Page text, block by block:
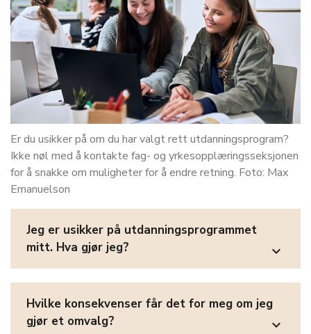
Er du usikker på om du har valgt rett utdanningsprogram?
Ikke nøl med å kontakte fag- og yrkesopplæringsseksjonen
for å snakke om muligheter for å endre retning. Foto: Max
Emanuelson
Jeg er usikker på utdanningsprogrammet
mitt. Hva gjør jeg?
expand_more
Hvilke konsekvenser får det for meg om jeg
gjør et omvalg?
expand_more